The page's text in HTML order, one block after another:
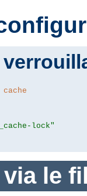
lock"
le